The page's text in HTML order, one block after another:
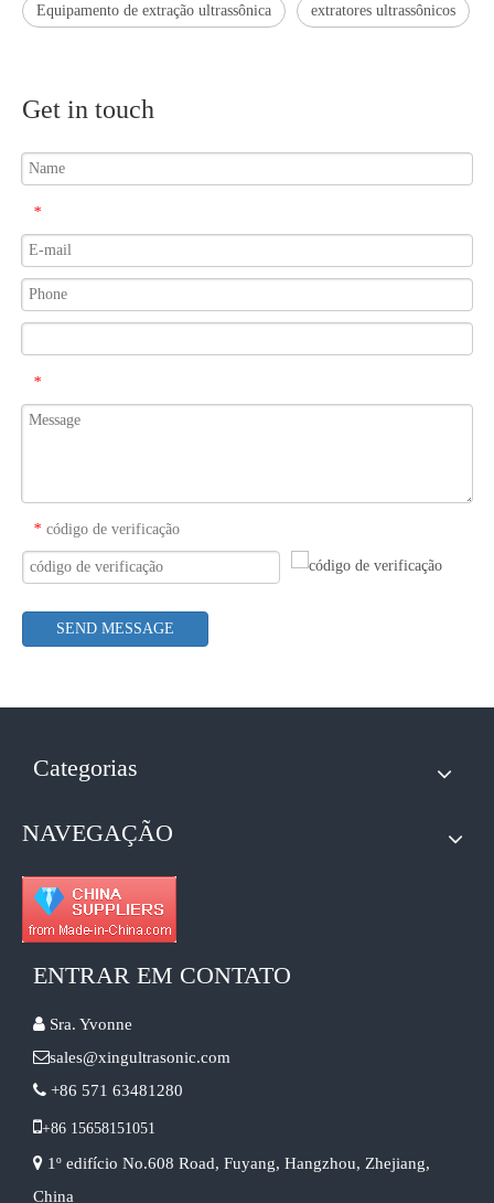
Qual é o princípio e a teoria da máquina de soldagem plástica
O sistema de revestimento de spray ultrassônico é uma técnica para
A aplicação de ultrassônica na indústria de costura reflete
Equipamento de extração ultrassônica extratores ultrassônicos
Get in touch
*
*
* código de verificação
SEND MESSAGE
Categorias
NAVEGAÇÃO
ENTRAR EM CONTATO
 Sra. Yvonne
sales@xingultrasonic.com
 +86 571 63481280
+86 15658151051
 1º edifício No.608 Road, Fuyang, Hangzhou, Zhejiang,
China